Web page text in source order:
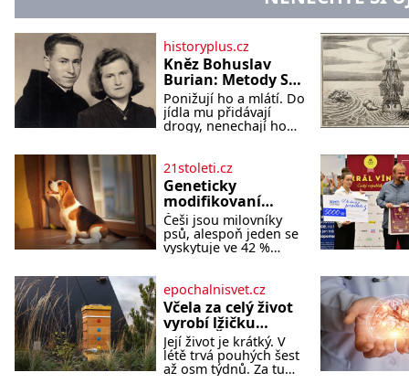
historyplus.cz
Kněz Bohuslav
Burian: Metody StB
byly horší než
gestapácké
trýznění
Ponižují ho a mlátí. Do
jídla mu přidávají
drogy, nenechají ho
nejbližším. Burian
kruté týrání nevydrží a
estébákům podepíše
všechno, co po něm
chtějí. Svým podpisem
jim potvrdí také to, že
na něj během výslechů
Syn brněnského
řezníka chce být
knězem a
21stoleti.cz
Geneticky
modifikovaní
bíglové mohou být
nadějí pro alergiky
Češi jsou milovníky
psů, alespoň jeden se
vyskytuje ve 42 %
velká skupina lidí,
kteří by si psa rádi
pořídili, ale nemohou,
protože jsou alergičtí.
Jejich imu
epochalnisvet.cz
Včela za celý život
vyrobí lžičku
medu. Čím je
pražský med ze
střech tak ceněný?
Její život je krátký. V
létě trvá pouhých šest
až osm týdnů. Za tu